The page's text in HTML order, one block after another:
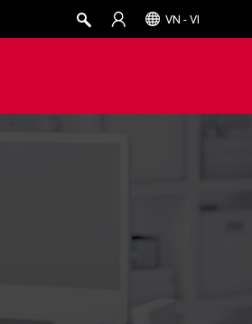
VN - VI